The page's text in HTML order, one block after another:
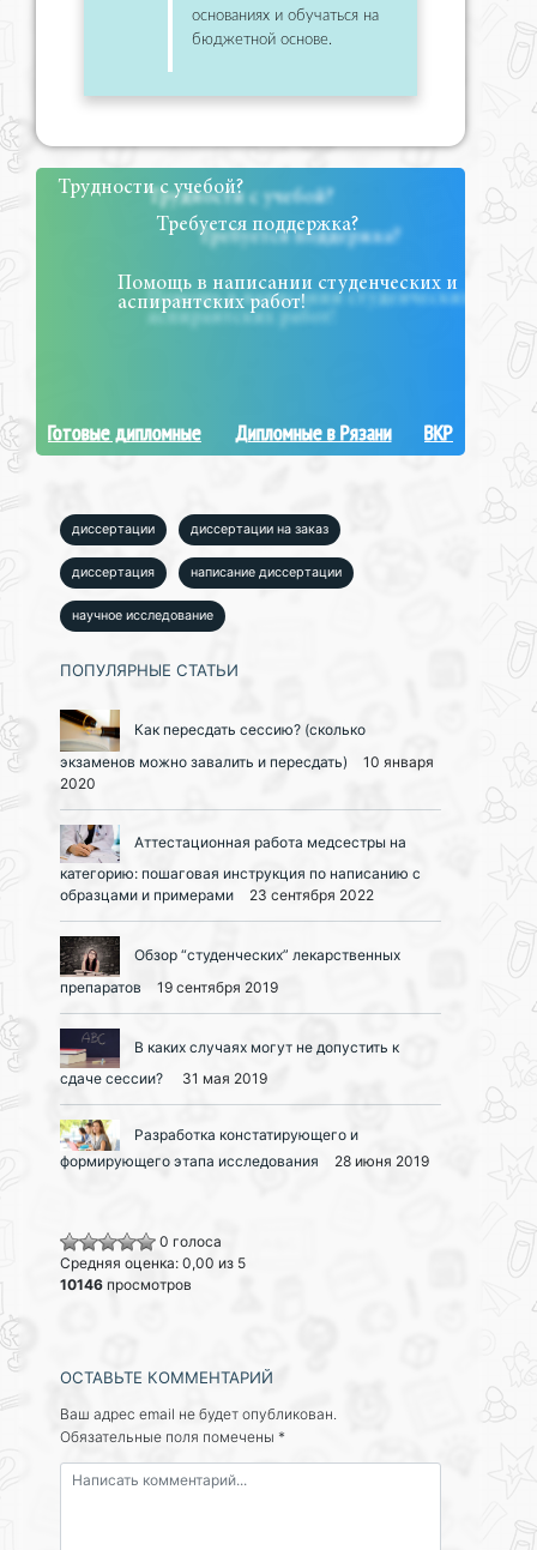
основаниях и обучаться на
бюджетной основе.
Трудности с учебой?
Требуется поддержка?
Помощь в написании студенческих и
аспирантских работ!
Готовые дипломные Дипломные в Рязани ВКР
диссертации диссертации на заказ
диссертация написание диссертации
научное исследование
ПОПУЛЯРНЫЕ СТАТЬИ
Как пересдать сессию? (сколько
экзаменов можно завалить и пересдать)
10 января
2020
Аттестационная работа медсестры на
категорию: пошаговая инструкция по написанию с
образцами и примерами
23 сентября 2022
Обзор “студенческих” лекарственных
препаратов
19 сентября 2019
В каких случаях могут не допустить к
сдаче сессии?
31 мая 2019
Разработка констатирующего и
формирующего этапа исследования
28 июня 2019
0 голоса
Средняя оценка: 0,00 из 5
10146 просмотров
ОСТАВЬТЕ КОММЕНТАРИЙ
Ваш адрес email не будет опубликован.
Обязательные поля помечены *